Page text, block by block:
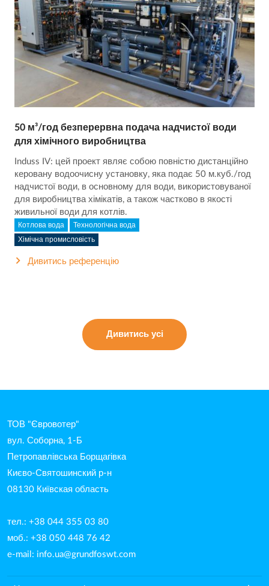
50 м³/год безперервна подача надчистої води
для хімічного виробництва
Induss IV: цей проект являє собою повністю дистанційно
керовану водоочисну установку, яка подає 50 м.куб./год
надчистої води, в основному для води, використовуваної
для виробництва хімікатів, а також частково в якості
живильної води для котлів.
Котлова вода Технологічна вода
Хімічна промисловість
Дивитись референцію
Дивитись усі
ТОВ "Євровотер"
вул. Соборна, 1-Б
Петропавлівська Борщагівка
Києво-Святошинский р-н
08130 Київская область
тел.: +38 044 355 03 80
моб.: +38 050 448 76 42
e-mail: info.ua@grundfoswt.com